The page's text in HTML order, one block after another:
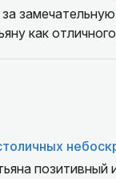
как